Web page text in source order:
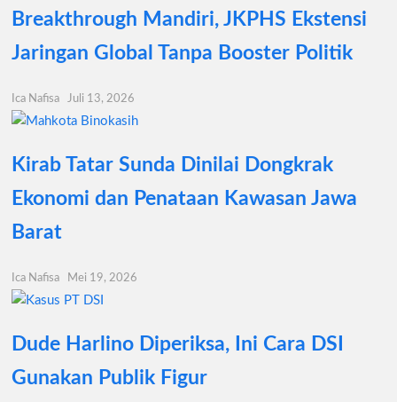
Breakthrough Mandiri, JKPHS Ekstensi
Jaringan Global Tanpa Booster Politik
Ica Nafisa Juli 13, 2026
Kirab Tatar Sunda Dinilai Dongkrak
Ekonomi dan Penataan Kawasan Jawa
Barat
Ica Nafisa Mei 19, 2026
Dude Harlino Diperiksa, Ini Cara DSI
Gunakan Publik Figur